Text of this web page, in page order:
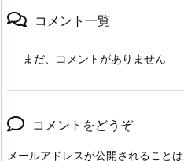
コメント一覧
まだ、コメントがありません
コメントをどうぞ
メールアドレスが公開されることは